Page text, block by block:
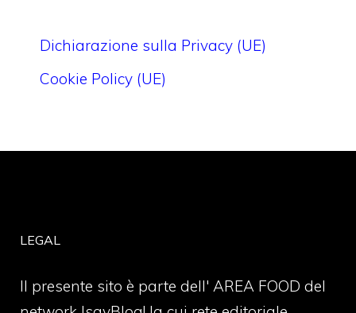
Dichiarazione sulla Privacy (UE)
Cookie Policy (UE)
LEGAL
Il presente sito è parte dell' AREA FOOD del